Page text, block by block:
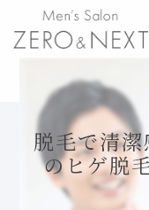
脱毛で清
のヒゲ脱